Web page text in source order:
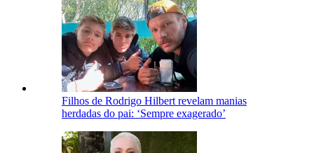
Filhos de Rodrigo Hilbert revelam manias
herdadas do pai: ‘Sempre exagerado’